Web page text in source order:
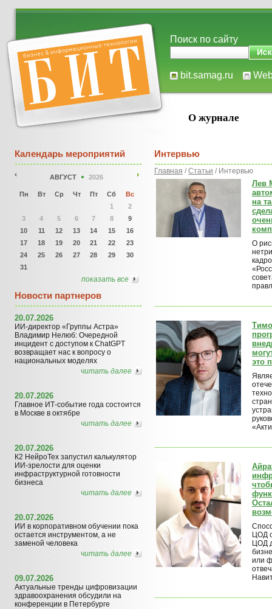
Поиск по сайту
bit.samag.ru
О журнале
Календарь мероприятий
АВГУСТ 2026
Пн Вт Ср Чт Пт Сб
Вс
1
2
3
4 5 6 7 8
9
10
11 12 13 14 15
16
17
18 19 20 21 22
23
24
25 26 27 28 29
30
31
показать все
Новости партнеров
20.07.2026
ИИ-директор «Группы Астра»
Владимир Нелюб: Очередной
инцидент с доступом к ChatGPT
возвращает нас к вопросу о
национальных моделях
читать далее
20.07.2026
Главное ИТ-событие года состоится
в Москве в октябре
читать далее
20.07.2026
К2 НейроТех запустил калькулятор
ИИ-зрелости для оценки
инфраструктурной готовности
бизнеса
читать далее
20.07.2026
ИИ в корпоративном обучении пока
остается инструментом, а не
заменой человека
читать далее
09.07.2026
Актуальные тренды цифровизации
здравоохранения обсудили на
конференции в Петербурге
Интервью
Главная /Статьи / Интервью
Лев
на
О
это
ЦОД
ЦОД
или